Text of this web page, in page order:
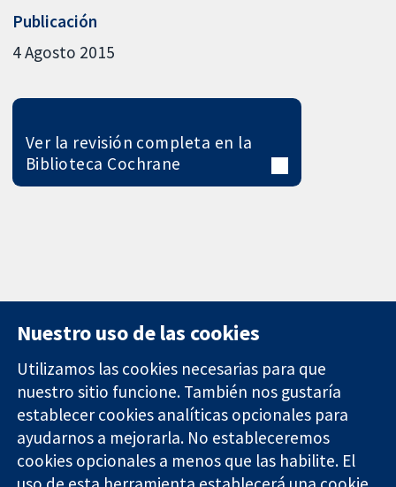
Publicación
4 Agosto 2015
Ver la revisión completa en la
Biblioteca Cochrane
Evidencia fiable.
Decisiones
informadas.
11-13 Cavendish
Square
Londres
W1G 0AN
Reino Unido
Contacto
Noticias
Prensa
Sobre
nosotros
Nuestro uso de las cookies
Utilizamos las cookies necesarias para que
nuestro sitio funcione. También nos gustaría
establecer cookies analíticas opcionales para
ayudarnos a mejorarla. No estableceremos
cookies opcionales a menos que las habilite. El